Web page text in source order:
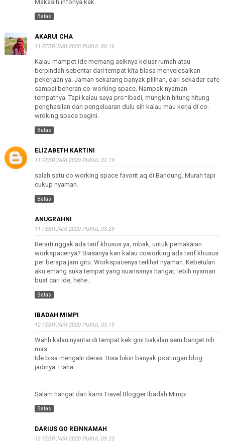
Makasih infonya kak.
Balas
AKARUI CHA
11 FEBRUARI 2020 PUKUL 00.16
Kalau mampet ide memang asiknya keluar rumah atau
berpindah sebentar dari tempat kita biasa menyelesaikan
pekerjaan ya. Jaman sekarang banyak pilihan, dari sekadar cafe
sampai beneran co-working space. Nampak nyaman
tempatnya. Tapi kalau saya pro=ibadi, mungkin hitung hitung
penghasilan dan pengeluaran dulu sih kalau mau kerja di co-
wroking space begini.
Balas
ELIZABETH KARTINI
11 FEBRUARI 2020 PUKUL 02.19
salah satu co working space favorit aq di Bandung. Murah tapi
cukup nyaman.
Balas
ANUGRAHNI
11 FEBRUARI 2020 PUKUL 03.29
Berarti nggak ada tarif khusus ya, mbak, untuk pemakaian
workspacenya? Biasanya kan kalau coworking ada tarif khusus
per berapa jam gitu. Workspacenya terlihat nyaman. Kebetulan
aku emang suka tempat yang nuansanya hangat, lebih nyaman
buat cari ide, hehe..
Balas
IBADAH MIMPI
12 FEBRUARI 2020 PUKUL 03.19
Wahh kalau nyantai di tempat kek gini bakalan seru banget nih
mas.
Ide bisa mengalir deras. Bisa bikin banyak postingan blog
jadinya. Haha
Salam hangat dari kami Travel Blogger Ibadah Mimpi
Balas
DARIUS GO REINNAMAH
12 FEBRUARI 2020 PUKUL 09.23